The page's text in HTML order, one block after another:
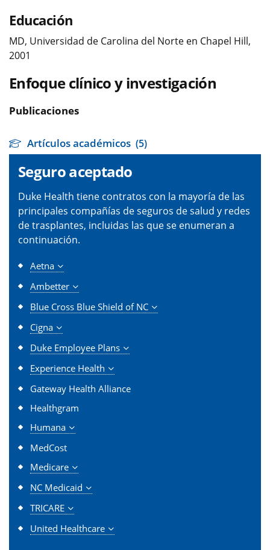
Educación
MD, Universidad de Carolina del Norte en Chapel Hill,
2001
Enfoque clínico y investigación
Publicaciones
Artículos académicos (5)
Seguro aceptado
Duke Health tiene contratos con la mayoría de las
principales compañías de seguros de salud y redes
de trasplantes, incluidas las que se enumeran a
continuación.
Aetna
Ambetter
Blue Cross Blue Shield of NC
Cigna
Duke Employee Plans
Experience Health
Gateway Health Alliance
Healthgram
Humana
MedCost
Medicare
NC Medicaid
TRICARE
United Healthcare